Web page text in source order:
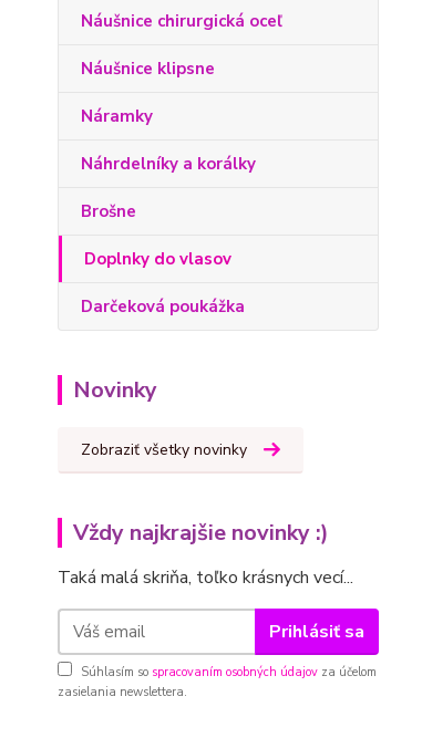
Náušnice chirurgická oceľ
Náušnice klipsne
Náramky
Náhrdelníky a korálky
Brošne
Doplnky do vlasov
Darčeková poukážka
Novinky
Zobraziť všetky novinky
Vždy najkrajšie novinky :)
Taká malá skriňa, toľko krásnych vecí...
Prihlásiť sa
Súhlasím so spracovaním osobných údajov za účelom
zasielania newslettera.